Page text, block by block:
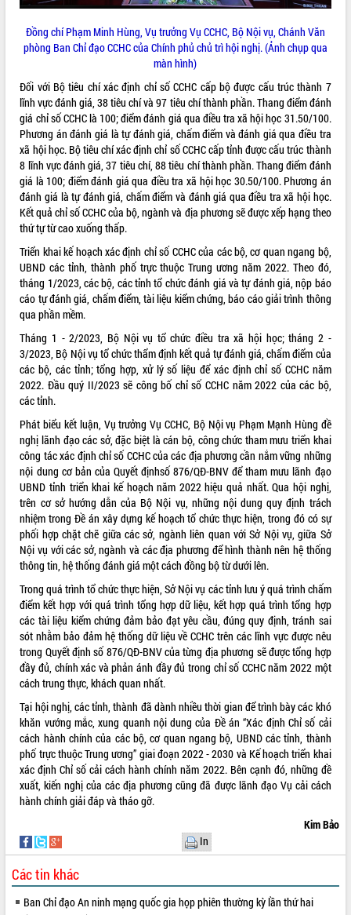
Bàn giải pháp tháo gỡ khó khăn trong
xuất khẩu sầu riêng và triển khai quy
định EUDR
trường Nguyễn Hoàng Hiệp khảo sát
vùng trồng và doanh nghiệp đóng gói
sầu riêng tại Đắk Lắk
Trình diễn nghệ thuật chế biến các
món ăn từ sầu riêng
Đắk Lắk công bố Quy hoạch và xúc
tiến đầu tư tỉnh
Ngành cá ngừ Đắk Lắk chủ động thích
ứng để giữ vững thị trường xuất khẩu
Diễn đàn Kinh tế tư nhân Việt Nam đột
phá cơ chế - Hợp tác công tư
Đề án 06 tạo bước ngoặt đột phá trong
cải cách hành chính tỉnh Đắk Lắk
Kết nối tour, đẩy mạnh chuyển đổi số
để phát triển du lịch Đắk Lắk
Khởi động Dự án Đầu tư xây dựng hạ
tầng kỹ thuật Cụm công nghiệp Tân
Tiến
Gặp mặt các cơ quan báo chí nhân Kỷ
niệm 101 năm Ngày Báo chí Cách
mạng Việt Nam
Đắk Lắk sơ kết 4 năm triển khai thực
hiện Đề án 06 của Chính phủ
Họp báo thông tin về Hội nghị Công bố
Quy hoạch và Xúc tiến đầu tư tỉnh Đắk
Lắk
Khơi thông điểm nghẽn, đẩy nhanh
giải ngân vốn khắc phục thiên tai
HĐND tỉnh thông qua điều chỉnh Quy
hoạch tỉnh thời kỳ 2021-2030
Hội thảo góp ý hồ sơ điều chỉnh quy
hoạch tỉnh Đắk Lắk thời kỳ 2021-2030,
tầm nhìn đến năm 2050
Nâng cao hiệu quả hoạt động của các
doanh nghiệp nhà nước
Hội nghị triển khai kết nối mạng
truyền số liệu chuyên dùng phục vụ cơ
quan Đảng, Nhà nước
Lễ phát động chuỗi hoạt động chung
tay làm sạch môi trường
Xã Ea Kar bước chuyển mình trong
công tác cải cách hành chính mô hình
mới
năm 2026
Hội thảo khoa học “Giải pháp thúc đẩy
phát triển nền kinh tế xanh tại tỉnh
Đắk Lắk”
Tăng cường giám sát, đôn đốc thực
THỐNG KÊ TRUY CẬP
Tất cả:
66007151
Đồng chí Phạm Minh Hùng, Vụ trưởng Vụ CCHC, Bộ Nội vụ, Chánh Văn
phòng Ban Chỉ đạo CCHC của Chính phủ chủ trì hội nghị. (Ảnh chụp qua
màn hình)
Đối với Bộ tiêu chí xác định chỉ số CCHC cấp bộ được cấu trúc thành 7
lĩnh vực đánh giá, 38 tiêu chí và 97 tiêu chí thành phần. Thang điểm đánh
giá chỉ số CCHC là 100; điểm đánh giá qua điều tra xã hội học 31.50/100.
Phương án đánh giá là tự đánh giá, chấm điểm và đánh giá qua điều tra
xã hội học. Bộ tiêu chí xác định chỉ số CCHC cấp tỉnh được cấu trúc thành
8 lĩnh vực đánh giá, 37 tiêu chí, 88 tiêu chí thành phần. Thang điểm đánh
giá là 100; điểm đánh giá qua điều tra xã hội học 30.50/100. Phương án
đánh giá là tự đánh giá, chấm điểm và đánh giá qua điều tra xã hội học.
Kết quả chỉ số CCHC của bộ, ngành và địa phương sẽ được xếp hạng theo
thứ tự từ cao xuống thấp.
Triển khai kế hoạch xác định chỉ số CCHC của các bộ, cơ quan ngang bộ,
UBND các tỉnh, thành phố trực thuộc Trung ương năm 2022. Theo đó,
tháng 1/2023, các bộ, các tỉnh tổ chức đánh giá và tự đánh giá, nộp báo
cáo tự đánh giá, chấm điểm, tài liệu kiểm chứng, báo cáo giải trình thông
qua phần mềm.
Tháng 1 - 2/2023, Bộ Nội vụ tổ chức điều tra xã hội học; tháng 2 -
3/2023, Bộ Nội vụ tổ chức thẩm định kết quả tự đánh giá, chấm điểm của
các bộ, các tỉnh; tổng hợp, xử lý số liệu để xác định chỉ số CCHC năm
2022. Đầu quý II/2023 sẽ công bố chỉ số CCHC năm 2022 của các bộ,
các tỉnh.
Phát biểu kết luận, Vụ trưởng Vụ CCHC, Bộ Nội vụ Phạm Mạnh Hùng đề
nghị lãnh đạo các sở, đặc biệt là cán bộ, công chức tham mưu triển khai
công tác xác định chỉ số CCHC của các địa phương cần nắm vững những
nội dung cơ bản của Quyết địnhsố 876/QĐ-BNV để tham mưu lãnh đạo
UBND tỉnh triển khai kế hoạch năm 2022 hiệu quả nhất. Qua hội nghị,
trên cơ sở hướng dẫn của Bộ Nội vụ, những nội dung quy định trách
nhiệm trong Đề án xây dựng kế hoạch tổ chức thực hiện, trong đó có sự
phối hợp chặt chẽ giữa các sở, ngành liên quan với Sở Nội vụ, giữa Sở
Nội vụ với các sở, ngành và các địa phương để hình thành nên hệ thống
thông tin, hệ thống đánh giá một cách đồng bộ từ dưới lên.
Trong quá trình tổ chức thực hiện, Sở Nội vụ các tỉnh lưu ý quá trình chấm
điểm kết hợp với quá trình tổng hợp dữ liệu, kết hợp quá trình tổng hợp
các tài liệu kiểm chứng đảm bảo đạt yêu cầu, đúng quy định, tránh sai
sót nhằm bảo đảm hệ thống dữ liệu về CCHC trên các lĩnh vực được nêu
trong Quyết định số 876/QĐ-BNV của từng địa phương sẽ được tổng hợp
đầy đủ, chính xác và phản ánh đầy đủ trong chỉ số CCHC năm 2022 một
cách trung thực, khách quan nhất.
Tại hội nghị, các tỉnh, thành đã dành nhiều thời gian để trình bày các khó
khăn vướng mắc, xung quanh nội dung của Đề án “Xác định Chỉ số cải
cách hành chính của các bộ, cơ quan ngang bộ, UBND các tỉnh, thành
phố trực thuộc Trung ương” giai đoạn 2022 - 2030 và Kế hoạch triển khai
xác định Chỉ số cải cách hành chính năm 2022. Bên cạnh đó, những đề
xuất, kiến nghị của các địa phương cũng đã được lãnh đạo Vụ cải cách
hành chính giải đáp và tháo gỡ.
Kim Bảo
In
Các tin khác
Ban Chỉ đạo An ninh mạng quốc gia họp phiên thường kỳ lần thứ hai